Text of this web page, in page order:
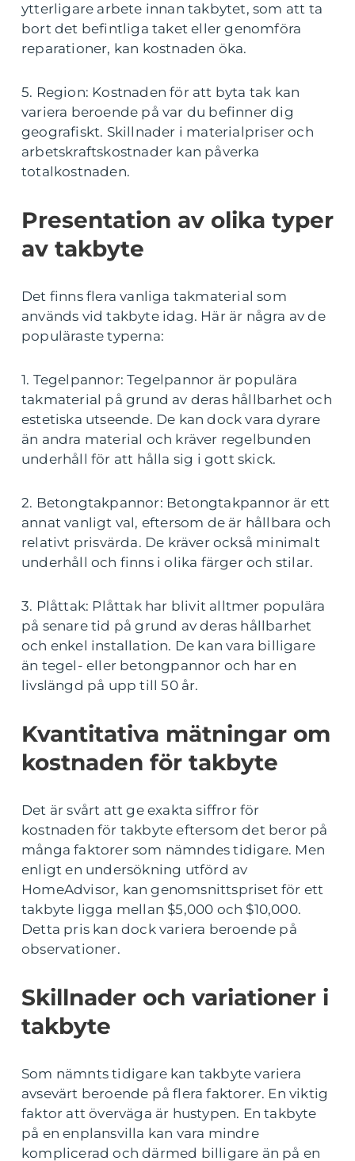
ytterligare arbete innan takbytet, som att ta
bort det befintliga taket eller genomföra
reparationer, kan kostnaden öka.
5. Region: Kostnaden för att byta tak kan
variera beroende på var du befinner dig
geografiskt. Skillnader i materialpriser och
arbetskraftskostnader kan påverka
totalkostnaden.
Presentation av olika typer
av takbyte
Det finns flera vanliga takmaterial som
används vid takbyte idag. Här är några av de
populäraste typerna:
1. Tegelpannor: Tegelpannor är populära
takmaterial på grund av deras hållbarhet och
estetiska utseende. De kan dock vara dyrare
än andra material och kräver regelbunden
underhåll för att hålla sig i gott skick.
2. Betongtakpannor: Betongtakpannor är ett
annat vanligt val, eftersom de är hållbara och
relativt prisvärda. De kräver också minimalt
underhåll och finns i olika färger och stilar.
3. Plåttak: Plåttak har blivit alltmer populära
på senare tid på grund av deras hållbarhet
och enkel installation. De kan vara billigare
än tegel- eller betongpannor och har en
livslängd på upp till 50 år.
Kvantitativa mätningar om
kostnaden för takbyte
Det är svårt att ge exakta siffror för
kostnaden för takbyte eftersom det beror på
många faktorer som nämndes tidigare. Men
enligt en undersökning utförd av
HomeAdvisor, kan genomsnittspriset för ett
takbyte ligga mellan $5,000 och $10,000.
Detta pris kan dock variera beroende på
observationer.
Skillnader och variationer i
takbyte
Som nämnts tidigare kan takbyte variera
avsevärt beroende på flera faktorer. En viktig
faktor att överväga är hustypen. En takbyte
på en enplansvilla kan vara mindre
komplicerad och därmed billigare än på en